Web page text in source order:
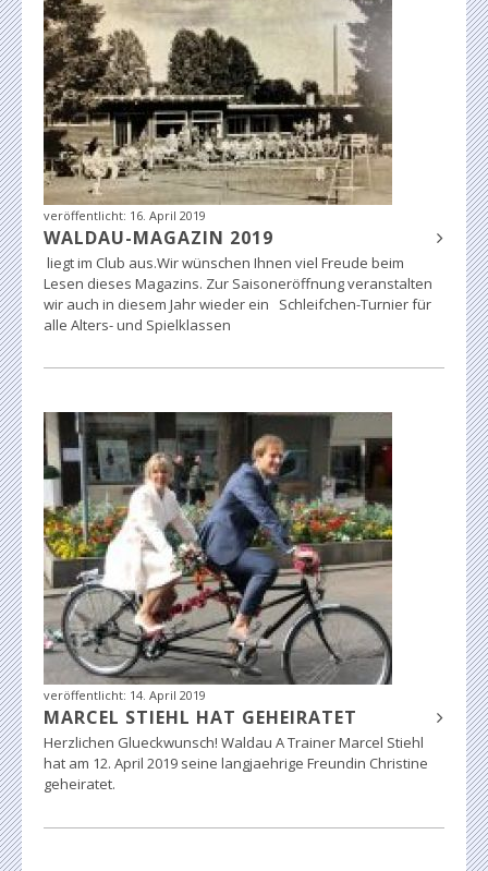
veröffentlicht: 16. April 2019
WALDAU-MAGAZIN 2019
liegt im Club aus.Wir wünschen Ihnen viel Freude beim
Lesen dieses Magazins. Zur Saisoneröffnung veranstalten
wir auch in diesem Jahr wieder ein Schleifchen-Turnier für
alle Alters- und Spielklassen
veröffentlicht: 14. April 2019
MARCEL STIEHL HAT GEHEIRATET
Herzlichen Glueckwunsch! Waldau A Trainer Marcel Stiehl
hat am 12. April 2019 seine langjaehrige Freundin Christine
geheiratet.